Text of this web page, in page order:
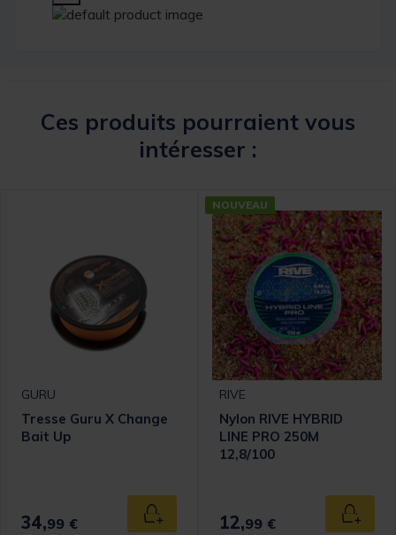
Ces produits pourraient vous
intéresser :
GURU
Tresse Guru X Change
Bait Up
34,99 € Ajouter au panier
NOUVEAU
RIVE
Nylon RIVE HYBRID
LINE PRO 250M
12,8/100
12,99 €